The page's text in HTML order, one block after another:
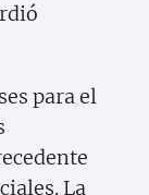
para el
La